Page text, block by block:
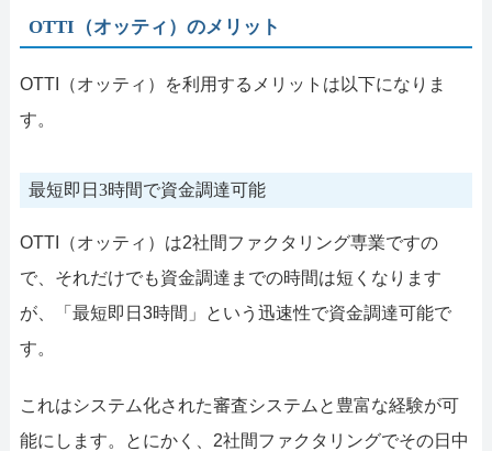
OTTI（オッティ）のメリット
OTTI（オッティ）を利用するメリットは以下になりま
す。
最短即日3時間で資金調達可能
OTTI（オッティ）は2社間ファクタリング専業ですの
で、それだけでも資金調達までの時間は短くなります
が、「最短即日3時間」という迅速性で資金調達可能で
す。
これはシステム化された審査システムと豊富な経験が可
能にします。とにかく、2社間ファクタリングでその日中